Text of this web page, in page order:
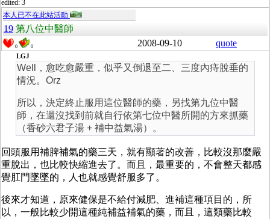
edited: 3
本人已不在此站活動
19 第八位中醫師
0 0 2008-09-10 quote
LGJ
Well，愈吃愈嚴重，似乎又倒退至二、三度內痔脫垂的
情況。Orz
所以，決定終止服用這位醫師的藥，另找第九位中醫
師，在還沒找到前就自行依第七位中醫所開的方來抓藥
（香砂六君子湯 + 補中益氣湯）。
回頭服用補脾補氣的藥三天，就有顯著的改善，比較沒那麼嚴
重脫出，也比較快縮進去了。而且，最重要的，不會整天都感
覺肛門墜墜的，人也就感覺舒服多了。
後來才知道，原來健保是不給付減肥、進補這種項目的，所
以，一般比較少開這種純補益補氣的藥，而且，這類藥比較